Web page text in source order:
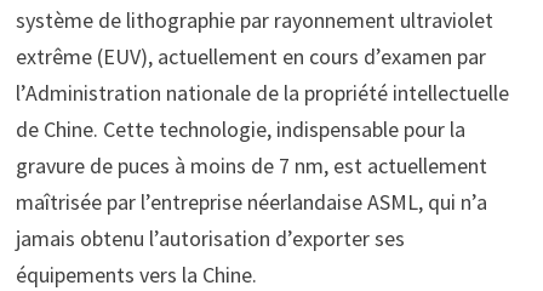
système de lithographie par rayonnement ultraviolet
extrême (EUV), actuellement en cours d’examen par
l’Administration nationale de la propriété intellectuelle
de Chine. Cette technologie, indispensable pour la
gravure de puces à moins de 7 nm, est actuellement
maîtrisée par l’entreprise néerlandaise ASML, qui n’a
jamais obtenu l’autorisation d’exporter ses
équipements vers la Chine.